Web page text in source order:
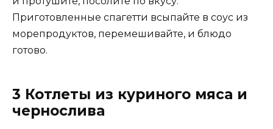
Приготовленные спагетти всыпайте в соус из
морепродуктов, перемешивайте, и блюдо
готово.
3 Котлеты из куриного мяса и
чернослива